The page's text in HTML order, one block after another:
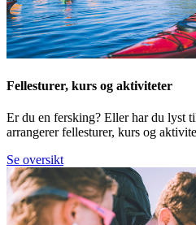
Fellesturer, kurs og aktiviteter
Er du en fersking? Eller har du lyst
arrangerer fellesturer, kurs og
Se oversikt